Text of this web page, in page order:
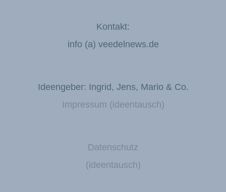
Kontakt:
info (a) veedelnews.de
Ideengeber: Ingrid, Jens, Mario & Co.
Impressum (ideentausch)
Datenschutz
(ideentausch)